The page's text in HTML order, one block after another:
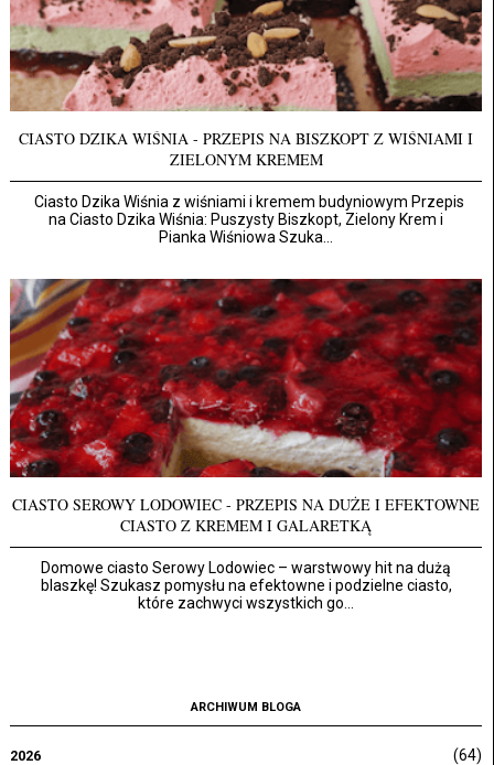
CIASTO DZIKA WIŚNIA - PRZEPIS NA BISZKOPT Z WIŚNIAMI I
ZIELONYM KREMEM
Ciasto Dzika Wiśnia z wiśniami i kremem budyniowym Przepis
na Ciasto Dzika Wiśnia: Puszysty Biszkopt, Zielony Krem i
Pianka Wiśniowa Szuka...
CIASTO SEROWY LODOWIEC - PRZEPIS NA DUŻE I EFEKTOWNE
CIASTO Z KREMEM I GALARETKĄ
Domowe ciasto Serowy Lodowiec – warstwowy hit na dużą
blaszkę! Szukasz pomysłu na efektowne i podzielne ciasto,
które zachwyci wszystkich go...
ARCHIWUM BLOGA
2026 (64)